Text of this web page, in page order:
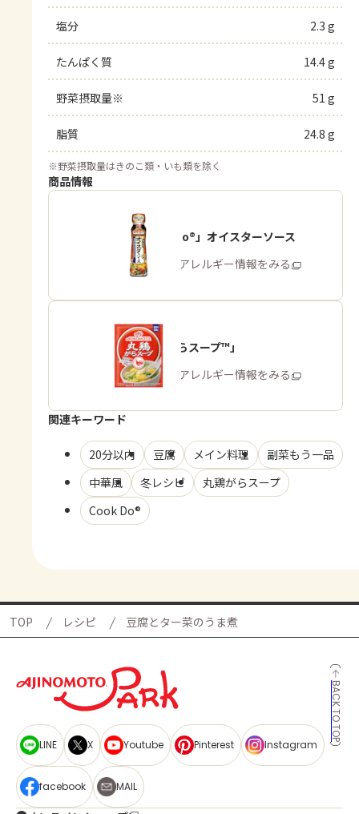
塩分 2.3 g
たんぱく質 14.4 g
野菜摂取量※ 51 g
脂質 24.8 g
※野菜摂取量はきのこ類・いも類を除く
商品情報
「Cook Do®」オイスターソース
商品・アレルギー情報をみる
「丸鶏がらスープ™」
商品・アレルギー情報をみる
関連キーワード
20分以内 豆腐 メイン料理
副菜もう一品
中華風
冬レシピ
丸鶏がらスープ
Cook Do®
TOP レシピ 豆腐とター菜のうま煮
BACK TO TOP
LINE X Youtube Pinterest Instagram
facebook MAIL